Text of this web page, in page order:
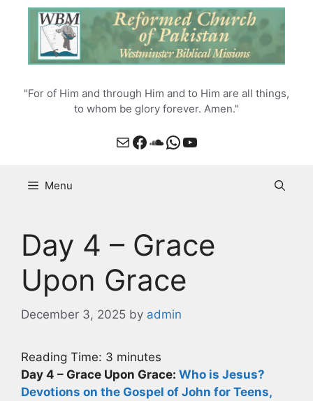
"For of Him and through Him and to Him are all things,
to whom be glory forever. Amen."
MailFacebook
SoundCloud
WhatsApp
YouTube
Menu
Day 4 – Grace
Upon Grace
December 3, 2025 by admin
Reading Time: 3 minutes
Day 4 – Grace Upon Grace: Who is Jesus?
Devotions on the Gospel of John for Teens,